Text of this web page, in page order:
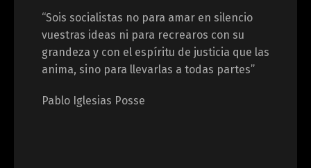
“Sois socialistas no para amar en silencio
vuestras ideas ni para recrearos con su
grandeza y con el espíritu de justicia que las
anima, sino para llevarlas a todas partes”
Pablo Iglesias Posse